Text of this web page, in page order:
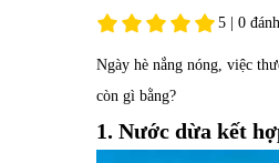
5 | 0
Ngày hè nắng nóng, việc
còn gì bằng?
1. Nước dừa kết